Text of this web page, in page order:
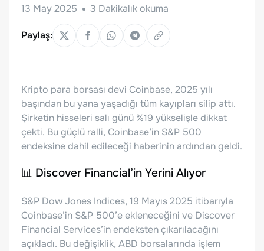
13 May 2025 3 Dakikalık okuma
Paylaş:
Kripto para borsası devi Coinbase, 2025 yılı
başından bu yana yaşadığı tüm kayıpları silip attı.
Şirketin hisseleri salı günü %19 yükselişle dikkat
çekti. Bu güçlü ralli, Coinbase’in S&P 500
endeksine dahil edileceği haberinin ardından geldi.
📊 Discover Financial’in Yerini Alıyor
S&P Dow Jones Indices, 19 Mayıs 2025 itibarıyla
Coinbase’in S&P 500’e ekleneceğini ve Discover
Financial Services’in endeksten çıkarılacağını
açıkladı. Bu değişiklik, ABD borsalarında işlem